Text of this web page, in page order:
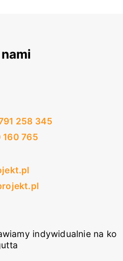
258 345
160 765
indywidualnie na ko